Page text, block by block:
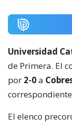
Universidad
de Primera. El
por 2-0a
El elenco